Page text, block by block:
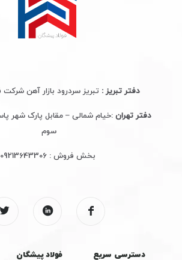
دفتر تبریز : تبریز سردرود بازار آهن
دفتر تهران :خیام شمالی – مقابل پارک شهر
سوم
بخش فروش :09213643306
دسترسی سریع فولاد پیشگان